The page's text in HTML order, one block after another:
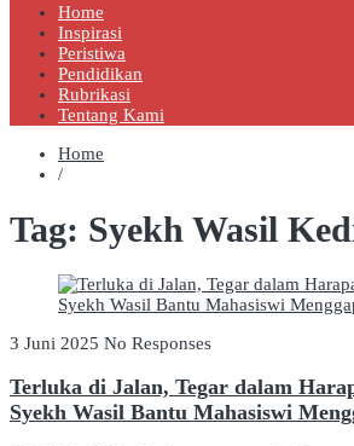
Home
Inspirasi
Peristiwa
Pendidikan
Rubrikasi
Tentang Kami
Home
/
Tag: Syekh Wasil
3 Juni 2025 No Responses
Terluka di Jalan, Tegar dalam
Syekh Wasil Bantu Mahasiswi